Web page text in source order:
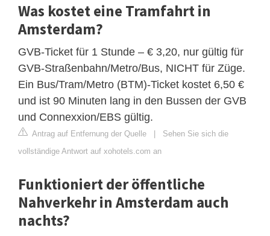
Was kostet eine Tramfahrt in
Amsterdam?
GVB-Ticket für 1 Stunde – € 3,20, nur gültig für
GVB-Straßenbahn/Metro/Bus, NICHT für Züge.
Ein Bus/Tram/Metro (BTM)-Ticket kostet 6,50 €
und ist 90 Minuten lang in den Bussen der GVB
und Connexxion/EBS gültig.
Antrag auf Entfernung der Quelle | Sehen Sie sich die
vollständige Antwort auf xohotels.com an
Funktioniert der öffentliche
Nahverkehr in Amsterdam auch
nachts?